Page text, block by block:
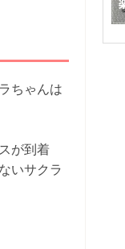
ちゃんは
が到着
いサクラ